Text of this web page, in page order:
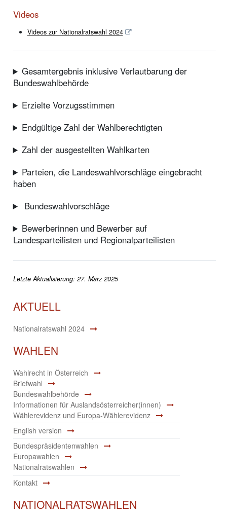
Videos
Videos zur Nationalratswahl 2024
Gesamtergebnis inklusive Verlautbarung der
Bundeswahlbehörde
Erzielte Vorzugsstimmen
Endgültige Zahl der Wahlberechtigten
Zahl der ausgestellten Wahlkarten
Parteien, die Landeswahlvorschläge eingebracht
haben
Bundeswahlvorschläge
Bewerberinnen und Bewerber auf
Landesparteilisten und Regionalparteilisten
Letzte Aktualisierung: 27. März 2025
AKTUELL
Nationalratswahl 2024
WAHLEN
Wahlrecht in Österreich
Briefwahl
Bundeswahlbehörde
Informationen für Auslandsösterreicher(innen)
Wählerevidenz und Europa-Wählerevidenz
English version
Bundespräsidentenwahlen
Europawahlen
Nationalratswahlen
Kontakt
NATIONALRATSWAHLEN